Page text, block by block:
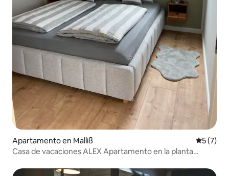
Apartamento en Malliß
5 (7)
Casa de vacaciones ALEX Apartamento en la planta